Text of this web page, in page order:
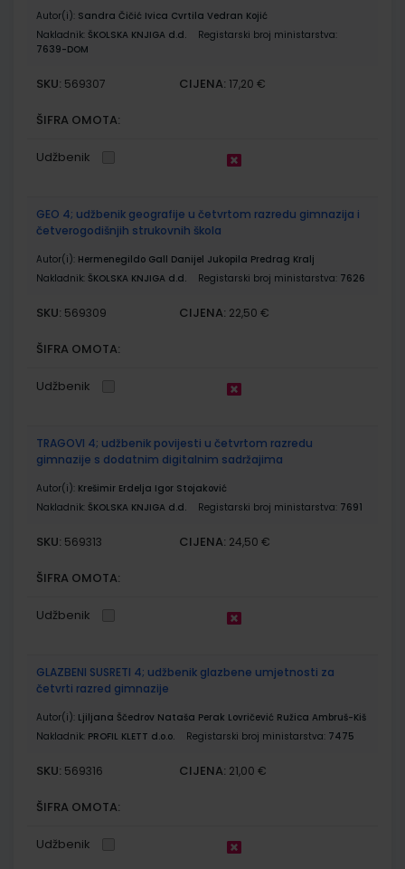
Autor(i): Sandra Čičić Ivica Cvrtila Vedran Kojić
Nakladnik: ŠKOLSKA KNJIGA d.d.
Registarski broj ministarstva:
7639-DOM
SKU: 569307 CIJENA: 17,20 €
ŠIFRA OMOTA:
Udžbenik
GEO 4; udžbenik geografije u četvrtom razredu gimnazija i
četverogodišnjih strukovnih škola
Autor(i): Hermenegildo Gall Danijel Jukopila Predrag Kralj
Nakladnik: ŠKOLSKA KNJIGA d.d. Registarski broj ministarstva: 7626
SKU: 569309 CIJENA: 22,50 €
ŠIFRA OMOTA:
Udžbenik
TRAGOVI 4; udžbenik povijesti u četvrtom razredu
gimnazije s dodatnim digitalnim sadržajima
Autor(i): Krešimir Erdelja Igor Stojaković
Nakladnik: ŠKOLSKA KNJIGA d.d. Registarski broj ministarstva: 7691
SKU: 569313 CIJENA: 24,50 €
ŠIFRA OMOTA:
Udžbenik
GLAZBENI SUSRETI 4; udžbenik glazbene umjetnosti za
četvrti razred gimnazije
Autor(i): Ljiljana Ščedrov Nataša Perak Lovričević Ružica Ambruš-Kiš
Nakladnik: PROFIL KLETT d.o.o. Registarski broj ministarstva: 7475
SKU: 569316 CIJENA: 21,00 €
ŠIFRA OMOTA:
Udžbenik